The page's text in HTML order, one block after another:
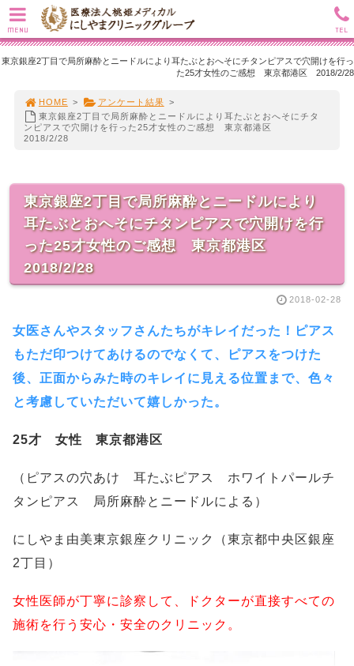
東京銀座2丁目で局所麻酔とニードルにより耳たぶとおへそにチタンピアスで穴開けを行っ
た25才女性のご感想 東京都港区 2018/2/28
HOME > アンケート結果 >
東京銀座2丁目で局所麻酔とニードルにより耳たぶとおへそにチタ
ンピアスで穴開けを行った25才女性のご感想 東京都港区
2018/2/28
東京銀座2丁目で局所麻酔とニードルにより
耳たぶとおへそにチタンピアスで穴開けを行
った25才女性のご感想 東京都港区
2018/2/28
2018-02-28
女医さんやスタッフさんたちがキレイだった！ピアス
もただ印つけてあけるのでなくて、ピアスをつけた
後、正面からみた時のキレイに見える位置まで、色々
と考慮していただいて嬉しかった。
25才 女性 東京都港区
（ピアスの穴あけ 耳たぶピアス ホワイトパールチ
タンピアス 局所麻酔とニードルによる）
にしやま由美東京銀座クリニック（東京都中央区銀座
2丁目）
女性医師が丁寧に診察して、ドクターが直接すべての
施術を行う安心・安全のクリニック。
MENU TEL